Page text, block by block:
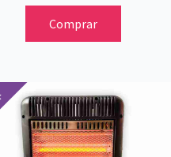
Comprar
precio
original
era:
$75.900.
precio
actual
es:
$53.130.